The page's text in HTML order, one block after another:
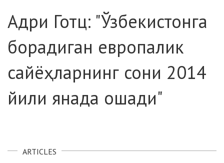
Адри Готц: "Ўзбекистонга
борадиган европалик
сайёҳларнинг сони 2014
йили янада ошади"
ARTICLES